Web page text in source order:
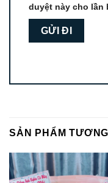
duyệt này cho lần
SẢN PHẨM